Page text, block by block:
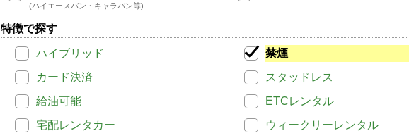
(ハイエースバン・キャラバン等)
特徴で探す
ハイブリッド
禁煙
カード決済
スタッドレス
給油可能
ETCレンタル
宅配レンタカー
ウィークリーレンタル